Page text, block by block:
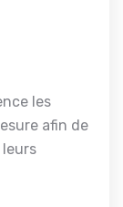
les
afin de